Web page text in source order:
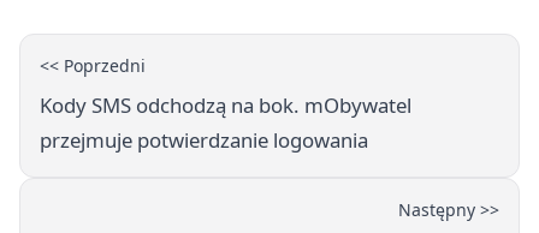
<< Poprzedni
Kody SMS odchodzą na bok. mObywatel
przejmuje potwierdzanie logowania
Następny >>